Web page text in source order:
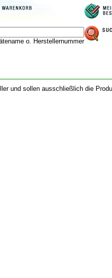
o. Herstellernummer
und sollen ausschließlich die